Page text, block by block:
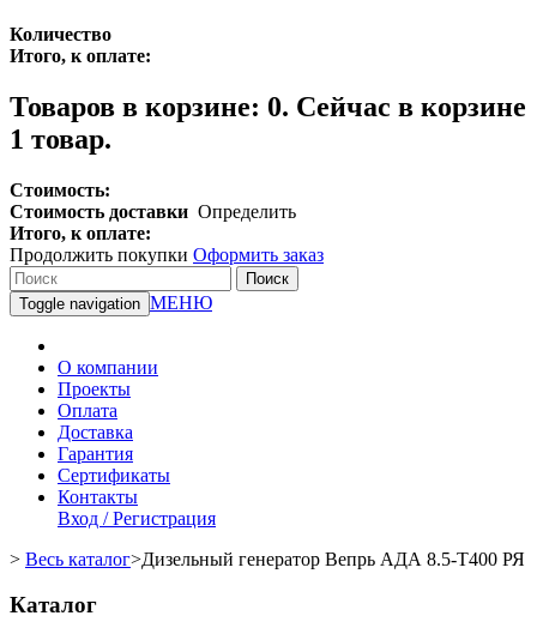
Количество
Итого, к оплате:
Товаров в корзине: 0. Сейчас в корзине
1 товар.
Стоимость:
Стоимость доставки Определить
Итого, к оплате:
Продолжить покупки Оформить заказ
Поиск
Toggle navigation МЕНЮ
О компании
Проекты
Оплата
Доставка
Гарантия
Сертификаты
Контакты
Вход / Регистрация
> Весь каталог>Дизельный генератор Вепрь АДА 8.5-Т400 РЯ
Каталог